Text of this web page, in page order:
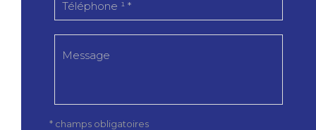
* champs obligatoires